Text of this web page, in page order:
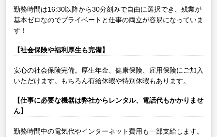
勤務時間は16:30以降から30分刻みで自由に選択でき、残業が
基本ゼロなのでプライベートと仕事の両立が容易になっていま
す！
【社会保険や福利厚生も完備】
安心の社会保険完備。厚生年金、健康保険、雇用保険にご加入
いただけます。もちろん有給休暇や特別休暇もあります。
【仕事に必要な機器は弊社からレンタル、電話代もかかりませ
ん】
勤務時間中の電気代やインターネット費用も一部支給します。